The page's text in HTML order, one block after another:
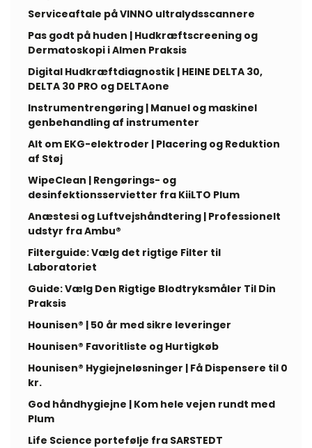
Serviceaftale på VINNO ultralydsscannere
Pas godt på huden | Hudkræftscreening og
Dermatoskopi i Almen Praksis
Digital Hudkræftdiagnostik | HEINE DELTA 30,
DELTA 30 PRO og DELTAone
Instrumentrengøring | Manuel og maskinel
genbehandling af instrumenter
Alt om EKG-elektroder | Placering og Reduktion
af Støj
WipeClean | Rengørings- og
desinfektionsservietter fra KiiLTO Plum
Anæstesi og Luftvejshåndtering | Professionelt
udstyr fra Ambu®
Filterguide: Vælg det rigtige Filter til
Laboratoriet
Guide: Vælg Den Rigtige Blodtryksmåler Til Din
Praksis
Hounisen® | 50 år med sikre leveringer
Hounisen® Favoritliste og Hurtigkøb
Hounisen® Hygiejneløsninger | Få Dispensere til 0
kr.
God håndhygiejne | Kom hele vejen rundt med
Plum
Life Science portefølje fra SARSTEDT